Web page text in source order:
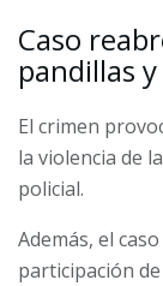
Caso
pandillas
El crimen
la violencia de
policial.
Además, el
participación de